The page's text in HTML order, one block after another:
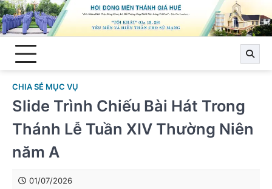
Skip
to
content
CHIA SẺ MỤC VỤ
Slide Trình Chiếu Bài Hát Trong
Thánh Lễ Tuần XIV Thường Niên
năm A
01/07/2026